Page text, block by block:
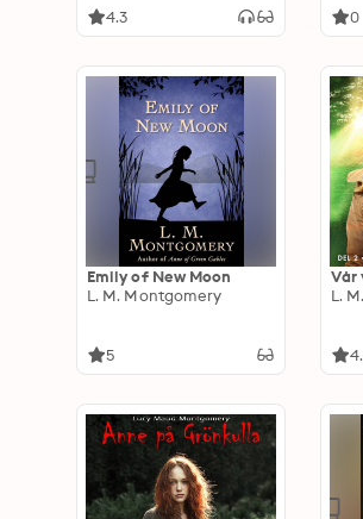
4.3 0
Emily of New Moon
L. M. Montgomery
5
Vår
L.